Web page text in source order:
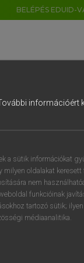
BELÉPÉS EDUID-
ELŐFIZETÉSED?
információért
a sütik információkat
oldalakat keresett
nem
funkcióinak
tartozó sütik;
médiaanalitika.
8 9
u i
k l é
m , .